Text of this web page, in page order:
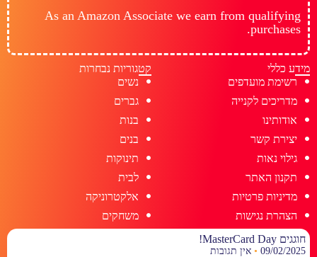
As an Amazon Associate we earn from qualifying
purchases.
מידע כללי
רשימת מועדפים
מדריכים לקנייה
אודותינו
יצירת קשר
גילוי נאות
תקנון האתר
מדיניות פרטיות
הצהרת נגישות
קטגוריות נבחרות
נשים
גברים
בנות
בנים
תינוקות
לבית
אלקטרוניקה
משחקים
חוגגים MasterCard Day!
09/02/2025
אין תגובות